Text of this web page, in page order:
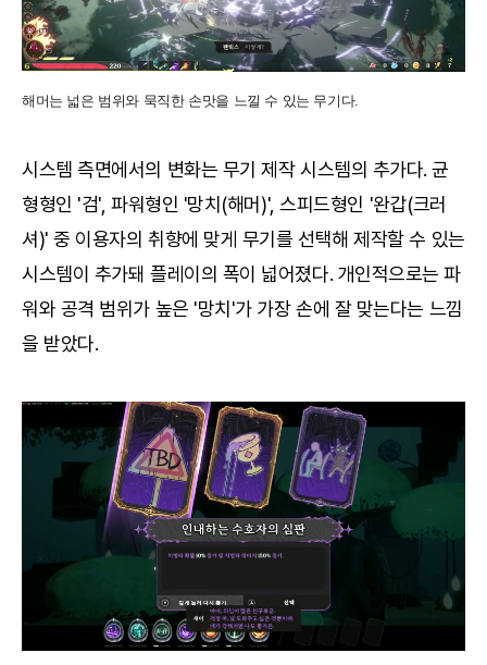
해머는 넓은 범위와 묵직한 손맛을 느낄 수 있는 무기다.
시스템 측면에서의 변화는 무기 제작 시스템의 추가다. 균
형형인 '검', 파워형인 '망치(해머)', 스피드형인 '완갑(크러
셔)' 중 이용자의 취향에 맞게 무기를 선택해 제작할 수 있는
시스템이 추가돼 플레이의 폭이 넓어졌다. 개인적으로는 파
워와 공격 범위가 높은 '망치'가 가장 손에 잘 맞는다는 느낌
을 받았다.